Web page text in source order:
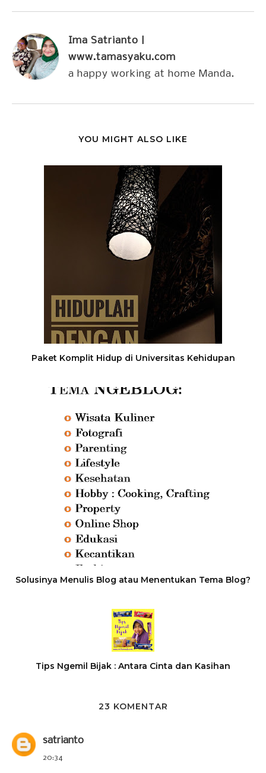
Ima Satrianto |
www.tamasyaku.com
a happy working at home Manda.
YOU MIGHT ALSO LIKE
Paket Komplit Hidup di Universitas Kehidupan
Solusinya Menulis Blog atau Menentukan Tema Blog?
Tips Ngemil Bijak : Antara Cinta dan Kasihan
23 KOMENTAR
satrianto
20:34